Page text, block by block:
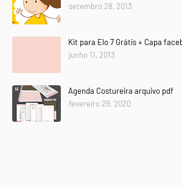
setembro 28, 2013
Kit para Elo 7 Grátis + Capa
junho 11, 2013
Agenda Costureira arquivo pdf
fevereiro 29, 2020